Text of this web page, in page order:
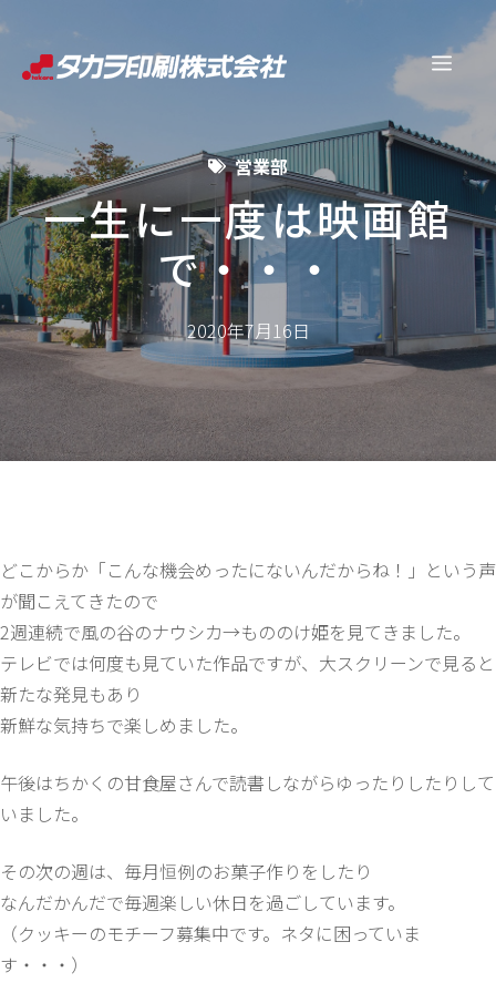
ン
ツ
へ
ス
キ
ッ
プ
メ
ニ
ュ
営業部
一生に一度は映画館
で・・・
2020年7月16日
どこからか「こんな機会めったにないんだからね！」という声
が聞こえてきたので
2週連続で風の谷のナウシカ→もののけ姫を見てきました。
テレビでは何度も見ていた作品ですが、大スクリーンで見ると
新たな発見もあり
新鮮な気持ちで楽しめました。
午後はちかくの甘食屋さんで読書しながらゆったりしたりして
いました。
その次の週は、毎月恒例のお菓子作りをしたり
なんだかんだで毎週楽しい休日を過ごしています。
（クッキーのモチーフ募集中です。ネタに困っていま
す・・・）